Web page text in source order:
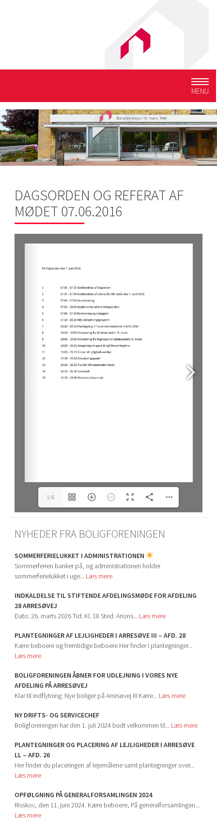
MENU
DAGSORDEN OG REFERAT AF
MØDET 07.06.2016
1/6
NYHEDER FRA BOLIGFORENINGEN
SOMMERFERIELUKKET I ADMINISTRATIONEN
Sommerferien banker på, og administrationen holder
sommerferielukket i uge... Læs mere
INDKALDELSE TIL STIFTENDE AFDELINGSMØDE FOR AFDELING
28 ARRESØVEJ
Dato: 26. marts 2026 Tid: Kl. 18 Sted: Arions... Læs mere
PLANTEGNINGER AF LEJLIGHEDER I ARRESØVE III – AFD. 28
Kære beboere og fremtidige beboere Her finder I plantegninger...
Læs mere
BOLIGFORENINGEN ÅBNER FOR UDLEJNING I VORES NYE
AFDELING PÅ ARRESØVEJ
Klar til indflytning: Nye boliger på Arresøvej III Kære... Læs mere
NY DRIFTS- OG SERVICECHEF
Boligforeningen har den 1. juli 2024 budt velkommen til... Læs mere
PLANTEGNINGER OG PLACERING AF LEJLIGHEDER I ARRESØVE
LL – AFD. 26
Her finder du placeringen af lejemålene samt plantegninger over...
Læs mere
OPFØLGNING PÅ GENERALFORSAMLINGEN 2024
Risskov, den 11. juni 2024. Kære beboere, På generalforsamlingen...
Læs mere